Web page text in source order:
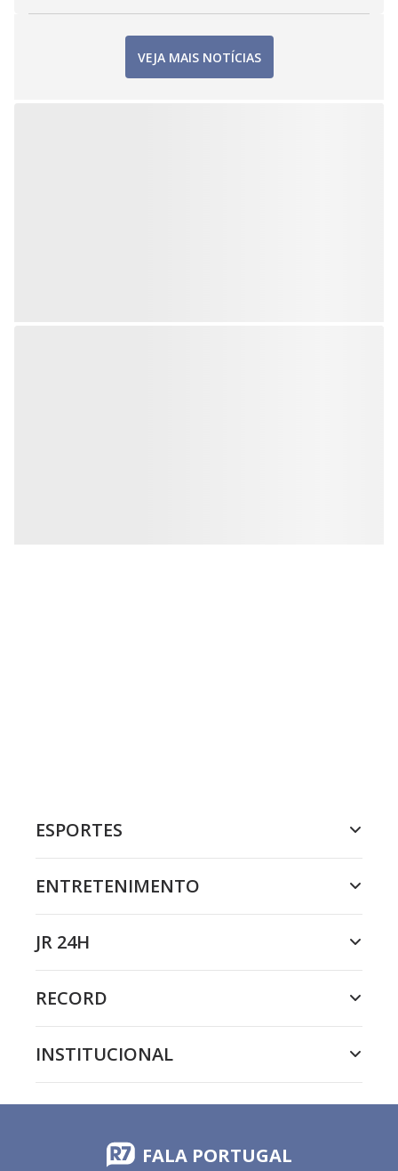
VEJA MAIS NOTÍCIAS
ESPORTES
ENTRETENIMENTO
JR 24H
RECORD
INSTITUCIONAL
FALA PORTUGAL